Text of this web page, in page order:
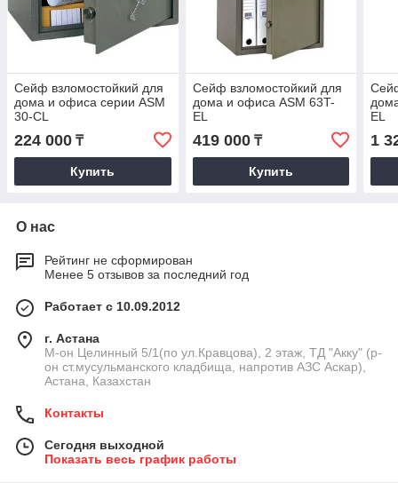
Сейф взломостойкий для
дома и офиса серии ASM
30-CL
224 000 ₸
Купить
Сейф взломостойкий для
дома и офиса ASM 63T-
EL
419 000₸
Купить
EL
1
О нас
Рейтинг не сформирован
Менее 5 отзывов за последний год
Работает с 10.09.2012
г. Астана
М-он Целинный 5/1(по ул.Кравцова), 2 этаж, ТД "Акку" (р-
он ст.мусульманского кладбища, напротив АЗС Аскар),
Астана, Казахстан
Контакты
Сегодня выходной
Показать весь график работы